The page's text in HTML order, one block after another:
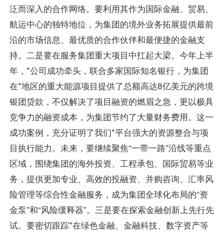
泛而深入的合作网络。要利用其作为国际金融、贸易、
航运中心的独特地位，为集团的境外业务拓展提供最前
沿的市场信息、最优质的合作伙伴和最便捷的金融支
持。二是要在服务集团重大项目中扛起大梁。今年上半
年，*公司成功牵头，联合多家国际知名银行，为集团
在*地区的重大能源项目提供了总额高达8亿美元的跨境
银团贷款，不仅解决了项目融资的燃眉之急，更以极具
竞争力的融资成本，为集团节约了大量财务费用。这一
成功案例，充分证明了我们*平台强大的资源整合与项
目执行能力。未来，要继续聚焦“一带一路”沿线等重点
区域，围绕集团的海外投资、工程承包、国际贸易等业
务，提供更加专业、高效的投融资、并购咨询、汇率风
险管理等综合性金融服务，成为集团全球化布局的“资
金泵”和“风险缓释器”。三是要在探索金融创新上先行先
试。要密切跟踪*在绿色金融、金融科技、数字资产等